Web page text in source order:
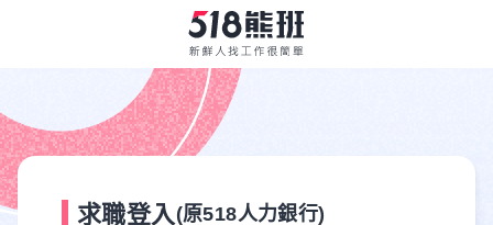
求職登入 (原518人力銀行)